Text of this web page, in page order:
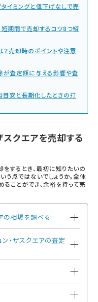
イミングと値下げなしで売
期間で売却するコツ8つ紹
売却時のポイントや注意
が査定額に与える影響や査
安と長期化したときの打
スクエアを売却する
をするとき、最初に知りたいの
う点ではないでしょうか。全体
ることができ、余裕を持って売
の相場を調べる
・ザスクエアの査定